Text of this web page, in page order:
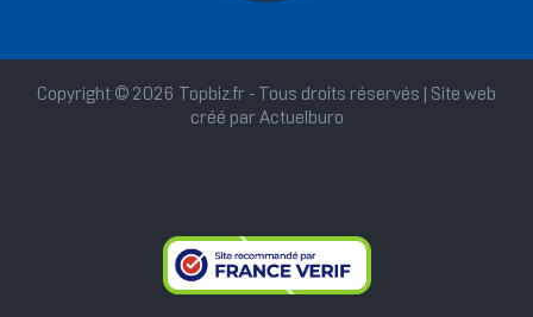
Copyright © 2026 Topbiz.fr - Tous droits réservés | Site web
créé par Actuelburo